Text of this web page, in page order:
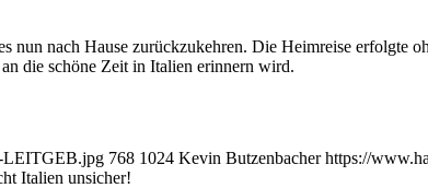
nun nach Hause zurückzukehren. Die Heimreise
an die schöne Zeit in Italien erinnern wird.
LEITGEB.jpg 768 1024 Kevin Butzenbacher https://
Italien unsicher!